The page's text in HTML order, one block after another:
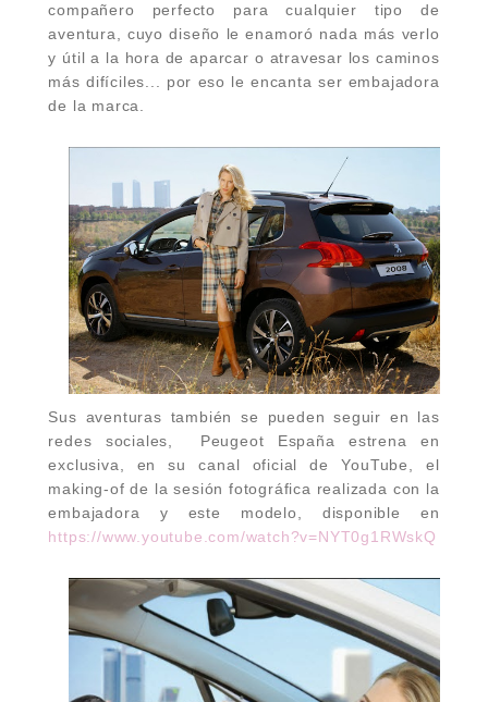
compañero perfecto para cualquier tipo de
aventura, cuyo diseño le enamoró nada más verlo
y útil a la hora de aparcar o atravesar los caminos
más difíciles... por eso le encanta ser embajadora
de la marca.
Sus aventuras también se pueden seguir en las
redes sociales, Peugeot España estrena en
exclusiva, en su canal oficial de YouTube, el
making-of de la sesión fotográfica realizada con la
embajadora y este modelo, disponible en
https://www.youtube.com/watch?v=NYT0g1RWskQ